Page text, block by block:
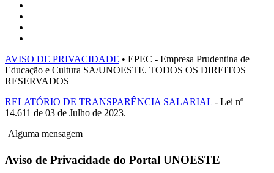
AVISO DE PRIVACIDADE • EPEC - Empresa Prudentina de
Educação e Cultura SA/UNOESTE. TODOS OS DIREITOS
RESERVADOS
RELATÓRIO DE TRANSPARÊNCIA SALARIAL - Lei nº
14.611 de 03 de Julho de 2023.
Alguma mensagem
Aviso de Privacidade do Portal UNOESTE